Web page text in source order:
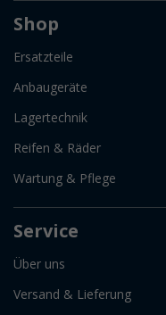
Shop
Ersatzteile
Anbaugeräte
Lagertechnik
Reifen & Räder
Wartung & Pflege
Service
Über uns
Versand & Lieferung